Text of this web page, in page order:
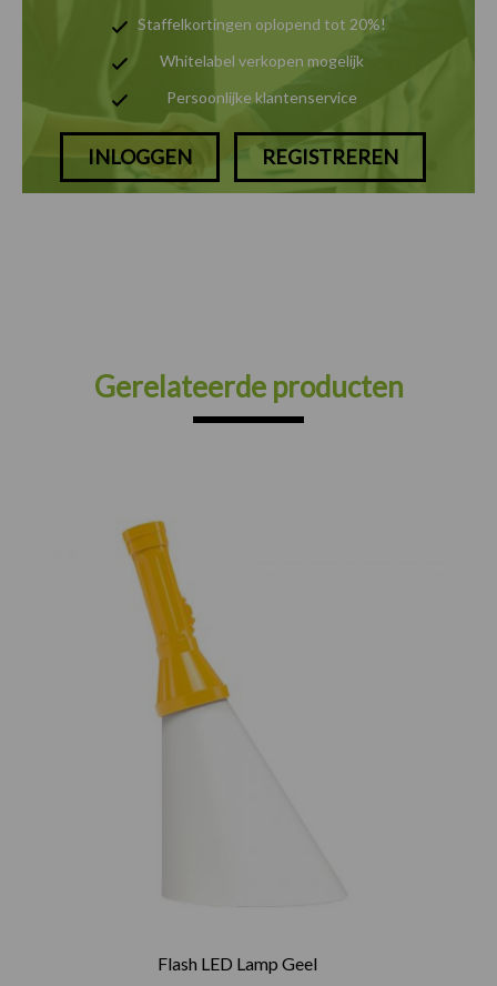
Staffelkortingen oplopend tot 20%!
Whitelabel verkopen mogelijk
Persoonlijke klantenservice
INLOGGEN REGISTREREN
Gerelateerde producten
Flash LED Lamp Geel